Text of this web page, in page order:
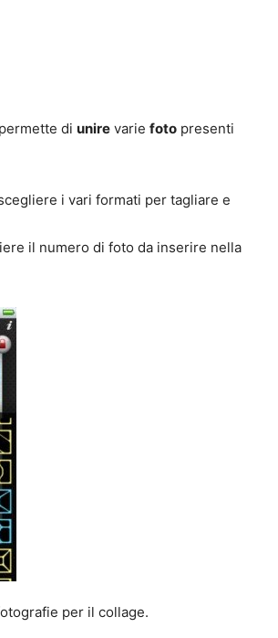
di unire varie foto presenti
i vari formati per tagliare e
il numero di foto da inserire nella
per il collage.